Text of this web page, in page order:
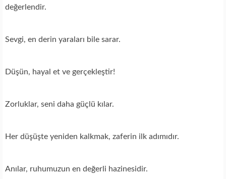
değerlendir.
Sevgi, en derin yaraları bile sarar.
Düşün, hayal et ve gerçekleştir!
Zorluklar, seni daha güçlü kılar.
Her düşüşte yeniden kalkmak, zaferin ilk adımıdır.
Anılar, ruhumuzun en değerli hazinesidir.